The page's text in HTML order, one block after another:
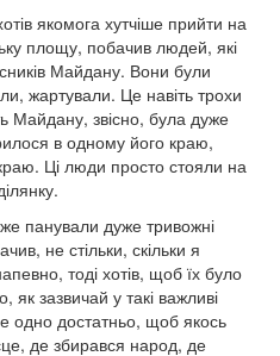
якомога хутчіше прийти на
площу, побачив людей, які
Майдану. Вони були
жартували. Це навіть трохи
Майдану, звісно, була дуже
в одному його краю,
Ці люди просто стояли на
панували дуже тривожні
не стільки, скільки я
тоді хотів, щоб їх було
зазвичай у такі важливі
одно достатньо, щоб якось
де збирався народ, де